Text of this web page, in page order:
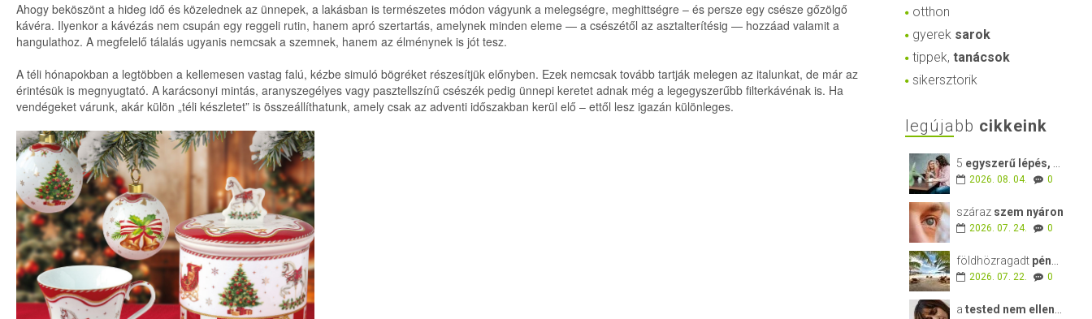
Ahogy beköszönt a hideg idő és közelednek az ünnepek, a lakásban is természetes módon vágyunk a melegségre, meghittségre – és persze egy csésze gőzölgő
kávéra. Ilyenkor a kávézás nem csupán egy reggeli rutin, hanem apró szertartás, amelynek minden eleme — a csészétől az asztalterítésig — hozzáad valamit a
hangulathoz. A megfelelő tálalás ugyanis nemcsak a szemnek, hanem az élménynek is jót tesz.
A téli hónapokban a legtöbben a kellemesen vastag falú, kézbe simuló bögréket részesítjük előnyben. Ezek nemcsak tovább tartják melegen az italunkat, de már az
érintésük is megnyugtató. A karácsonyi mintás, aranyszegélyes vagy pasztellszínű csészék pedig ünnepi keretet adnak még a legegyszerűbb filterkávénak is. Ha
vendégeket várunk, akár külön „téli készletet” is összeállíthatunk, amely csak az adventi időszakban kerül elő – ettől lesz igazán különleges.
otthon
gyerek sarok
tippek, tanácsok
sikersztorik
legújabb cikkeink
5 egyszerű lépés, amellyel új kapcsolatokat építhetsz a nyár végén
2026. 08. 04. 0
száraz szem nyáron
2026. 07. 24. 0
földhözragadt pénzügyek – 83 – hurrá nyaralunk! mibe kerül és még mire érdemes figyelni?
2026. 07. 22. 0
atested nem ellened dolgozik – 10 jel, amivel segítséget kér